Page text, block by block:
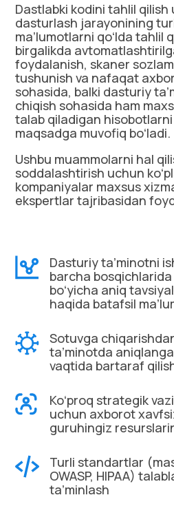
Dastlabki kodini tahlil qilish
dasturlash jarayonining
maʼlumotlarni qoʻlda tahlil
birgalikda
foydalanish, skaner
tushunish va nafaqat
sohasida, balki dasturiy
chiqish sohasida ham
talab qiladigan
maqsadga muvofiq boʻladi.
Ushbu muammolarni hal
soddalashtirish uchun
kompaniyalar maxsus
ekspertlar tajribasidan
Dasturiy taʼminotni
barcha
boʻyicha aniq
haqida batafsil
Sotuvga
taʼminotda
vaqtida bartaraf
Koʻproq strategik
uchun axborot
guruhingiz
Turli standartlar
OWASP, HIPAA)
taʼminlash